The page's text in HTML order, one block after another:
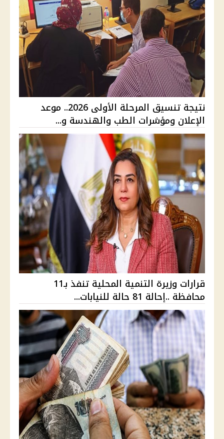
نتيجة تنسيق المرحلة الأولى 2026.. موعد
الإعلان ومؤشرات الطب والهندسة و...
قرارات وزيرة التنمية المحلية تنفذ بـ11
محافظة ..إحالة 81 حالة للنيابات...